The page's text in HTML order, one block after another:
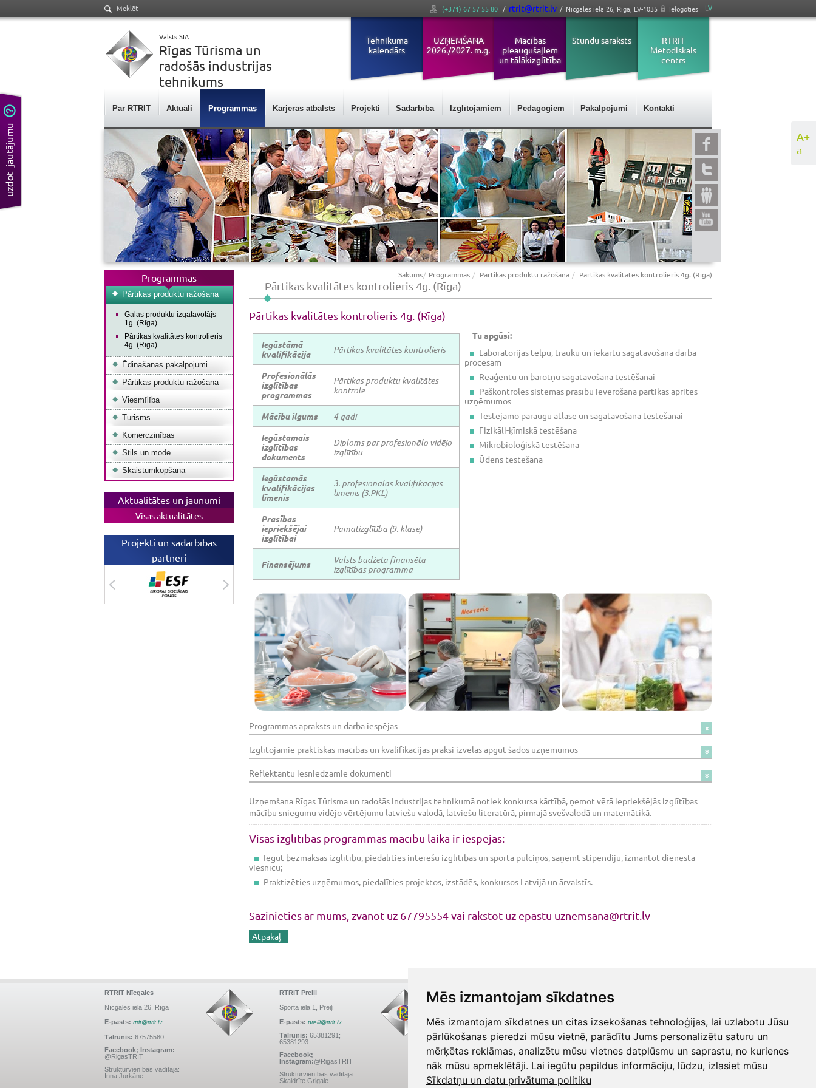
Mēs izmantojam sīkdatnes
Mēs izmantojam sīkdatnes un citas izsekošanas tehnoloģijas, lai uzlabotu Jūsu
pārlūkošanas pieredzi mūsu vietnē, parādītu Jums personalizētu saturu un
mērķētas reklāmas, analizētu mūsu vietnes datplūsmu un saprastu, no kurienes
nāk mūsu apmeklētāji. Lai iegūtu papildus informāciju, lūdzu, izlasiet mūsu
Sīkdatņu un datu privātuma politiku
A+
a-
Meklēt (+371) 67 57 55 80 / rtrit@rtrit.lv / Nīcgales iela 26, Rīga, LV-1035 Ielogoties LV
Valsts SIA
Rīgas Tūrisma un
radošās industrijas
tehnikums
Tehnikuma
kalendārs
UZŅEMŠANA
2026./2027. m.g.
Mācības
pieaugušajiem
un tālākizglītība
Stundu saraksts
RTRIT
Metodiskais
centrs
Par RTRIT Aktuāli Programmas Karjeras atbalsts Projekti Sadarbība Izglītojamiem Pedagogiem Pakalpojumi Kontakti
Programmas
Pārtikas produktu ražošana
Gaļas produktu izgatavotājs
1g. (Rīga)
Pārtikas kvalitātes kontrolieris
4g. (Rīga)
Ēdināšanas pakalpojumi
Pārtikas produktu ražošana
Viesmīlība
Tūrisms
Komerczinības
Stils un mode
Skaistumkopšana
Aktualitātes un jaunumi
Visas aktualitātes
Projekti un sadarbības
partneri
Sākums Programmas Pārtikas produktu ražošana Pārtikas kvalitātes kontrolieris 4g. (Rīga)
Pārtikas kvalitātes kontrolieris 4g. (Rīga)
Pārtikas kvalitātes kontrolieris 4g. (Rīga)
Iegūstāmā
kvalifikācija
Pārtikas kvalitātes kontrolieris
Profesionālās
izglītības
programmas
Pārtikas produktu kvalitātes
kontrole
Mācību ilgums
4 gadi
Iegūstamais
izglītības
dokuments
Diploms par profesionālo vidējo
izglītību
Iegūstamās
kvalifikācijas
līmenis
3. profesionālās kvalifikācijas
līmenis (3.PKL)
Prasības
iepriekšējai
izglītībai
Pamatizglītība (9. klase)
Finansējums
Valsts budžeta finansēta
izglītības programma
Tu apgūsi:
Laboratorijas telpu, trauku un iekārtu sagatavošana darba
procesam
Reaģentu un barotņu sagatavošana testēšanai
Paškontroles sistēmas prasību ievērošana pārtikas aprites
uzņēmumos
Testējamo paraugu atlase un sagatavošana testēšanai
Fizikāli-ķīmiskā testēšana
Mikrobioloģiskā testēšana
Ūdens testēšana
Programmas apraksts un darba iespējas
Izglītojamie praktiskās mācības un kvalifikācijas praksi izvēlas apgūt šādos uzņēmumos
Reflektantu iesniedzamie dokumenti
Uzņemšana Rīgas Tūrisma un radošās industrijas tehnikumā notiek konkursa kārtībā, ņemot vērā iepriekšējās izglītības
mācību sniegumu vidējo vērtējumu latviešu valodā, latviešu literatūrā, pirmajā svešvalodā un matemātikā.
Visās izglītības programmās mācību laikā ir iespējas:
Iegūt bezmaksas izglītību, piedalīties interešu izglītības un sporta pulciņos, saņemt stipendiju, izmantot dienesta
viesnīcu;
Praktizēties uzņēmumos, piedalīties projektos, izstādēs, konkursos Latvijā un ārvalstīs.
Sazinieties ar mums, zvanot uz 67795554 vai rakstot uz epastu uznemsana@rtrit.lv
Atpakaļ
RTRIT Nīcgales
Nīcgales iela 26, Rīga
E-pasts: rtrit@rtrit.lv
Tālrunis: 67575580
Facebook; Instagram:
@RigasTRIT
Struktūrvienības vadītāja:
Inna Jurkāne
RTRIT Preiļi
Sporta iela 1, Preiļi
E-pasts: preili@rtrit.lv
Tālrunis: 65381291;
65381293
Facebook;
Instagram:@RigasTRIT
Struktūrvienības vadītāja:
Skaidrīte Grigale
RTRIT Deglava
Augusta Deglava iela 41a,
E-pasts: info.D41@rtrit.lv
Tālrunis:67147588
Facebook; Instagram:
@RigasTRIT
Struktūrvienības vadītājs:
Raimonds Ezerietis